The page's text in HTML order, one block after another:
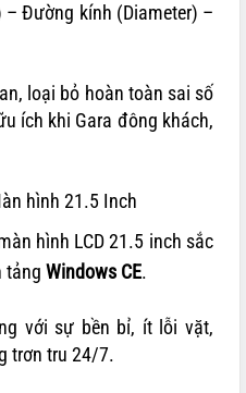
– Đường kính (Diameter) –
loại bỏ hoàn toàn sai số
ích khi Gara đông khách,
hình 21.5 Inch
hình LCD 21.5 inch sắc
tảng Windows CE.
với sự bền bỉ, ít lỗi vặt,
trơn tru 24/7.